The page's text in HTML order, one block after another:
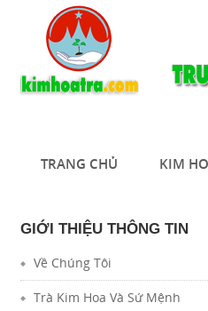
TRANG CHỦ KIM
GIỚI THIỆU THÔNG TIN
Về Chúng Tôi
Trà Kim Hoa Và Sứ Mệnh